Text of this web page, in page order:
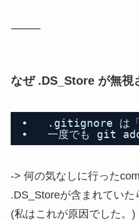
⸻
なぜ .DS_Store が無視
•   .gitignore は「ま
•   一度でも git add
-> 何の気なしに行った
.DS_Storeが含まれていた
(私はこれが原因でした。)